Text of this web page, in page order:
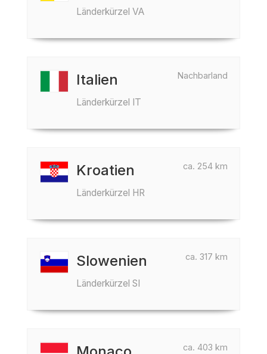
Länderkürzel VA
Nachbarland
Italien
Länderkürzel IT
ca. 254 km
Kroatien
Länderkürzel HR
ca. 317 km
Slowenien
Länderkürzel SI
ca. 403 km